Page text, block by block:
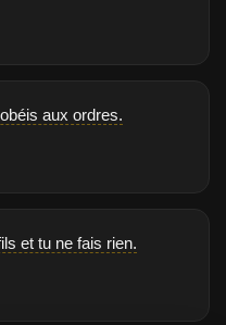
aux ordres.
et tu ne fais rien.